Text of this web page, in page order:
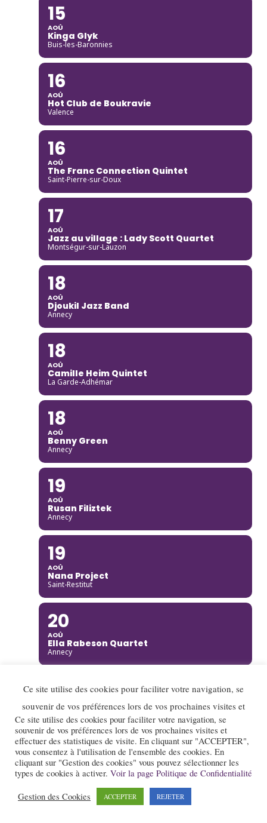
15
AOÛ
Kinga Glyk
Buis-les-Baronnies
16
AOÛ
Hot Club de Boukravie
Valence
16
AOÛ
The Franc Connection Quintet
Saint-Pierre-sur-Doux
17
AOÛ
Jazz au village : Lady Scott Quartet
Montségur-sur-Lauzon
18
AOÛ
Djoukil Jazz Band
Annecy
18
AOÛ
Camille Heim Quintet
La Garde-Adhémar
18
AOÛ
Benny Green
Annecy
19
AOÛ
Rusan Filiztek
Annecy
19
AOÛ
Nana Project
Saint-Restitut
20
AOÛ
Ella Rabeson Quartet
Annecy
20
AOÛ
Ariane Racicot Trio
Donzère
20
AOÛ
Carmen Bradford Quartet
Ce site utilise des cookies pour faciliter votre navigation, se
souvenir de vos préférences lors de vos prochaines visites et
Ce site utilise des cookies pour faciliter votre navigation, se
souvenir de vos préférences lors de vos prochaines visites et
effectuer des statistiques de visite. En cliquant sur "ACCEPTER",
vous consentez à l'utilisation de l'ensemble des cookies. En
cliquant sur "Gestion des cookies" vous pouvez sélectionner les
types de cookies à activer. Voir la page Politique de Confidentialité
Gestion des Cookies ACCEPTER REJETER